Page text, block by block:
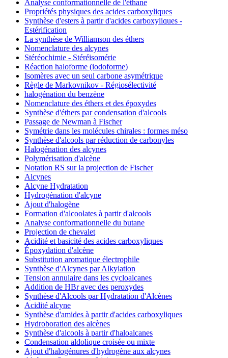
Analyse conformationnelle de l'éthane
Propriétés physiques des acides carboxyliques
Synthèse d'esters à partir d'acides carboxyliques -
Estérification
La synthèse de Williamson des éthers
Nomenclature des alcynes
Stéréochimie - Stéréisomérie
Réaction haloforme (iodoforme)
Isomères avec un seul carbone asymétrique
Règle de Markovnikov - Régiosélectivité
halogénation du benzène
Nomenclature des éthers et des époxydes
Synthèse d'éthers par condensation d'alcools
Passage de Newman à Fischer
Symétrie dans les molécules chirales : formes méso
Synthèse d'alcools par réduction de carbonyles
Halogénation des alcynes
Polymérisation d'alcène
Notation RS sur la projection de Fischer
Alcynes
Alcyne Hydratation
Hydrogénation d'alcyne
Ajout d'halogène
Formation d'alcoolates à partir d'alcools
Analyse conformationnelle du butane
Projection de chevalet
Acidité et basicité des acides carboxyliques
Époxydation d'alcène
Substitution aromatique électrophile
Synthèse d'Alcynes par Alkylation
Tension annulaire dans les cycloalcanes
Addition de HBr avec des peroxydes
Synthèse d'Alcools par Hydratation d'Alcènes
Acidité alcyne
Synthèse d'amides à partir d'acides carboxyliques
Hydroboration des alcènes
Synthèse d'alcools à partir d'haloalcanes
Condensation aldolique croisée ou mixte
Ajout d'halogénures d'hydrogène aux alcynes